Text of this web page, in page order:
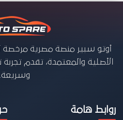
أوتو سبير منصة مصرية مرخصة
الأصلية والمعتمدة، تقدم
وسريعة.
روابط هامة